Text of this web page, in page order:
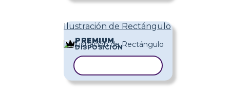
Ilustración de Rectángulo
PREMIUM
DISPOSICIÓN